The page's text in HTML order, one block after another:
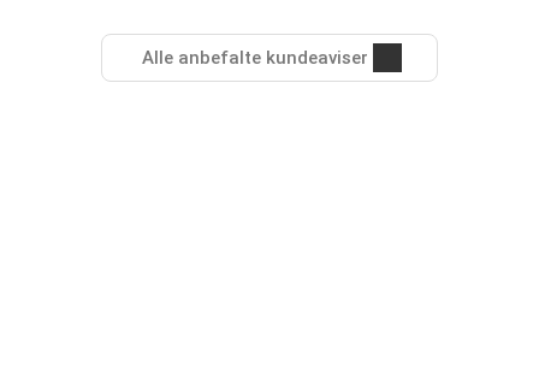
Alle anbefalte kundeaviser